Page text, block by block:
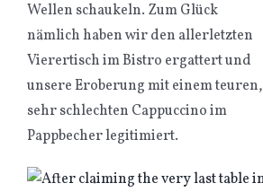
Wellen schaukeln. Zum Glück
nämlich haben wir den allerletzten
Vierertisch im Bistro ergattert und
unsere Eroberung mit einem teuren,
sehr schlechten Cappuccino im
Pappbecher legitimiert.